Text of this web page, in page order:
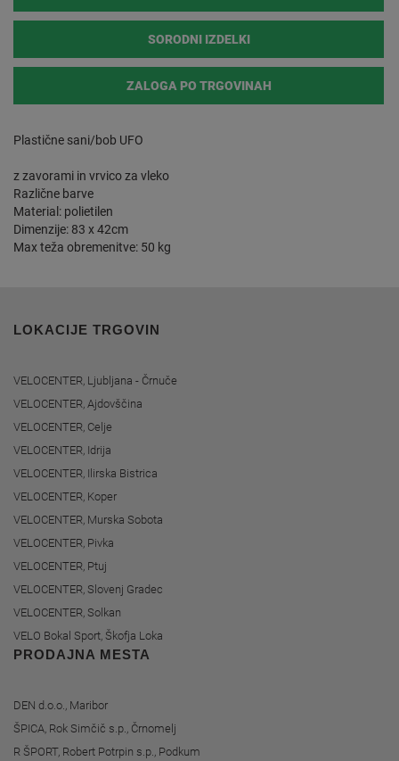
SORODNI IZDELKI
ZALOGA PO TRGOVINAH
Plastične sani/bob UFO
z zavorami in vrvico za vleko
Različne barve
Material: polietilen
Dimenzije: 83 x 42cm
Max teža obremenitve: 50 kg
LOKACIJE TRGOVIN
VELOCENTER, Ljubljana - Črnuče
VELOCENTER, Ajdovščina
VELOCENTER, Celje
VELOCENTER, Idrija
VELOCENTER, Ilirska Bistrica
VELOCENTER, Koper
VELOCENTER, Murska Sobota
VELOCENTER, Pivka
VELOCENTER, Ptuj
VELOCENTER, Slovenj Gradec
VELOCENTER, Solkan
VELO Bokal Sport, Škofja Loka
PRODAJNA MESTA
DEN d.o.o., Maribor
ŠPICA, Rok Simčič s.p., Črnomelj
R ŠPORT, Robert Potrpin s.p., Podkum